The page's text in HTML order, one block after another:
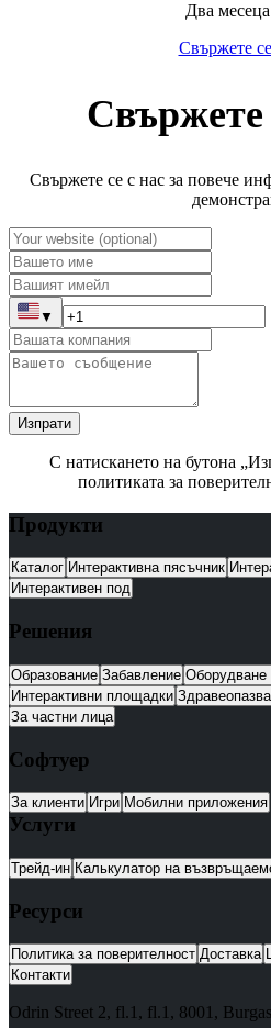
Два
Свържете
Свържете
Свържете се с нас за повече
▼
Изпрати
С натискането на бутона
политиката за
Продукти
Каталог Интерактивна пясъчник
Интерактивен под
Решения
Образование Забавление Оборудване
Интерактивни площадки
За частни лица
Софтуер
За клиенти Игри Мобилни приложения
Услуги
Трейд-ин Калькулатор на
Ресурси
Политика за поверителност Доставка
Контакти
Odrin Street 2, fl.1, fl.1, 8001, Burgas